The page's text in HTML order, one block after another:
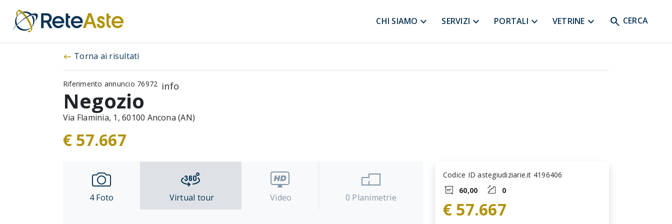
CHI SIAMO expand_more SERVIZI expand_more PORTALI expand_more VETRINE expand_more search CERCA
west Torna ai risultati
Riferimento annuncio 76972 info
Negozio
Via Flaminia, 1, 60100 Ancona (AN)
€ 57.667
4Foto Virtual tour Video 0 Planimetrie
Codice ID astegiudiziarie.it 4196406
60,00
0
€ 57.667